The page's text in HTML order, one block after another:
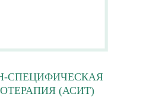
СПЕЦИФИЧЕСКАЯ
(АСИТ)